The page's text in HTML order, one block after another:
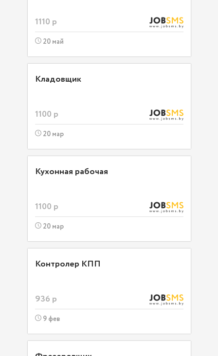
1110 р
20 май
Кладовщик
1100 р
20 мар
Кухонная рабочая
1100 р
20 мар
Контролер КПП
936 р
9 фев